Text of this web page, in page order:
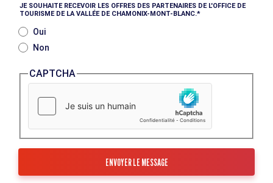
JE SOUHAITE RECEVOIR LES OFFRES DES PARTENAIRES DE L'OFFICE DE
TOURISME DE LA VALLÉE DE CHAMONIX-MONT-BLANC.
Oui
Non
CAPTCHA